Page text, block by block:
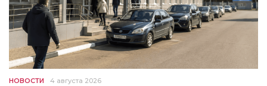
НОВОСТИ 4 августа 2026